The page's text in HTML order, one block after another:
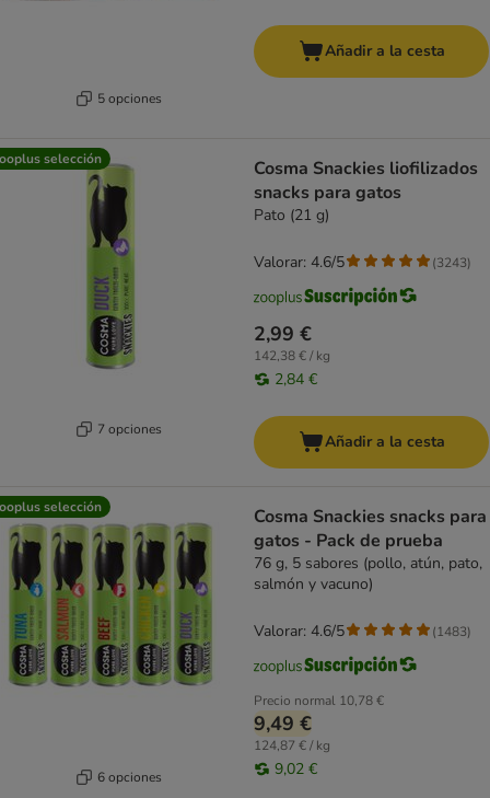
5 opciones
Añadir a la cesta
selección
7 opciones
Cosma Snackies liofilizados
snacks para gatos
Pato (21 g)
2,99 €
142,38 € / kg
2,84 €
Valorar: 4.6/5 (3243)
Añadir a la cesta
selección
6 opciones
Cosma Snackies snacks para
gatos - Pack de prueba
76 g, 5 sabores (pollo, atún, pato,
salmón y vacuno)
Precio normal 10,78 €
9,49 €
124,87 € / kg
9,02 €
Valorar: 4.6/5 (1483)